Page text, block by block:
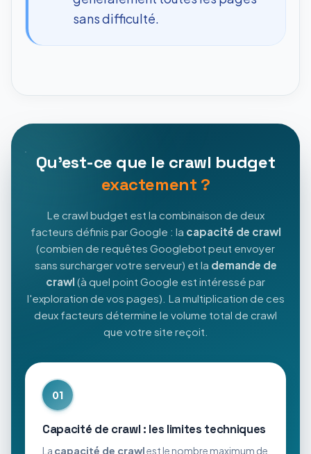
sans difficulté.
Qu'est-ce que le crawl budget
exactement ?
Le crawl budget est la combinaison de deux
facteurs définis par Google : la capacité de crawl
(combien de requêtes Googlebot peut envoyer
sans surcharger votre serveur) et la demande de
crawl (à quel point Google est intéressé par
l'exploration de vos pages). La multiplication de ces
deux facteurs détermine le volume total de crawl
que votre site reçoit.
01
Capacité de crawl : les limites techniques
La capacité de crawlest le nombre maximum de